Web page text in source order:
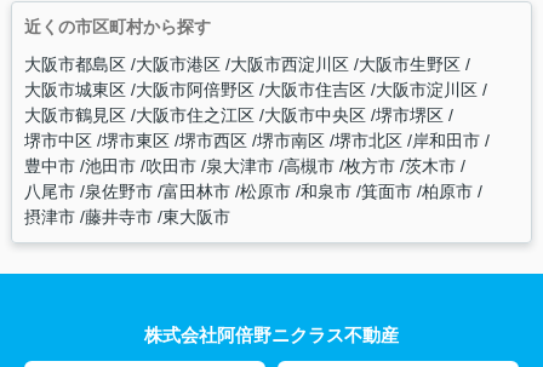
近くの市区町村から探す
大阪市都島区 大阪市港区 大阪市西淀川区 大阪市生野区
大阪市城東区 大阪市阿倍野区 大阪市住吉区 大阪市淀川区
大阪市鶴見区 大阪市住之江区 大阪市中央区 堺市堺区
堺市中区 堺市東区 堺市西区 堺市南区 堺市北区 岸和田市
豊中市 池田市 吹田市 泉大津市 高槻市 枚方市 茨木市
八尾市 泉佐野市 富田林市 松原市 和泉市 箕面市 柏原市
摂津市 藤井寺市 東大阪市
株式会社阿倍野ニクラス不動産